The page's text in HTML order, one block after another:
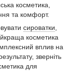
косметика,
та комфорт.
сироватки
косметика
вплив на
зверніть
для